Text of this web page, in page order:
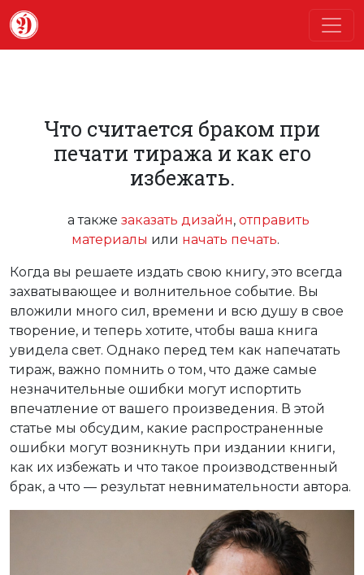
Что считается браком при
печати тиража и как его
избежать.
а также заказать дизайн, отправить
материалы или начать печать.
Когда вы решаете издать свою книгу, это всегда
захватывающее и волнительное событие. Вы
вложили много сил, времени и всю душу в свое
творение, и теперь хотите, чтобы ваша книга
увидела свет. Однако перед тем как напечатать
тираж, важно помнить о том, что даже самые
незначительные ошибки могут испортить
впечатление от вашего произведения. В этой
статье мы обсудим, какие распространенные
ошибки могут возникнуть при издании книги,
как их избежать и что такое производственный
брак, а что — результат невнимательности автора.